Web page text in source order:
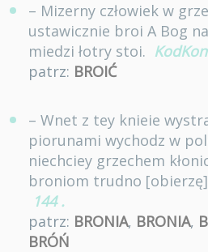
– Mizerny człowiek w
ustawicznie broi A Bog
miedzi łotry stoi. KodKon
patrz: BROIĆ
– Wnet z tey knieie
piorunami wychodz w
niechciey grzechem
broniom trudno [obierzę]
144 .
patrz: BRONIA, BRONIA,
BRÓŃ